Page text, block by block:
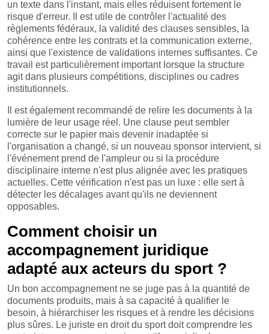
un texte dans l'instant, mais elles réduisent fortement le
risque d'erreur. Il est utile de contrôler l'actualité des
règlements fédéraux, la validité des clauses sensibles, la
cohérence entre les contrats et la communication externe,
ainsi que l'existence de validations internes suffisantes. Ce
travail est particulièrement important lorsque la structure
agit dans plusieurs compétitions, disciplines ou cadres
institutionnels.
Il est également recommandé de relire les documents à la
lumière de leur usage réel. Une clause peut sembler
correcte sur le papier mais devenir inadaptée si
l'organisation a changé, si un nouveau sponsor intervient, si
l'événement prend de l'ampleur ou si la procédure
disciplinaire interne n'est plus alignée avec les pratiques
actuelles. Cette vérification n'est pas un luxe : elle sert à
détecter les décalages avant qu'ils ne deviennent
opposables.
Comment choisir un
accompagnement juridique
adapté aux acteurs du sport ?
Un bon accompagnement ne se juge pas à la quantité de
documents produits, mais à sa capacité à qualifier le
besoin, à hiérarchiser les risques et à rendre les décisions
plus sûres. Le juriste en droit du sport doit comprendre les